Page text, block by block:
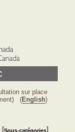
sur place
(English)
[Sous-catégories]